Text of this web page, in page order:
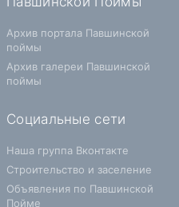
Архив портала Павшинской
поймы
Архив галереи Павшинской
поймы
Социальные сети
Наша группа Вконтакте
Строительство и заселение
Объявления по Павшинской
Пойме